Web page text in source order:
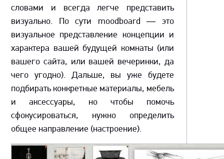
словами и всегда легче представить
визуально. По сути moodboard — это
визуальное представление концепции и
характера вашей будущей комнаты (или
вашего сайта, или вашей вечеринки, да
чего угодно). Дальше, вы уже будете
подбирать конкретные материалы, мебель
и аксессуары, но чтобы помочь
сфокусироваться, нужно определить
общее направление (настроение).